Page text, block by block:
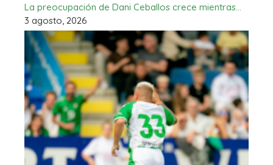
La preocupación de Dani Ceballos crece mientras…
3 agosto, 2026